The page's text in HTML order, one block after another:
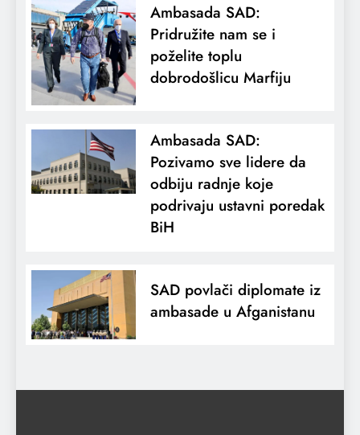
Ambasada SAD:
Pridružite nam se i
poželite toplu
dobrodošlicu Marfiju
Ambasada SAD:
Pozivamo sve lidere da
odbiju radnje koje
podrivaju ustavni poredak
BiH
SAD povlači diplomate iz
ambasade u Afganistanu